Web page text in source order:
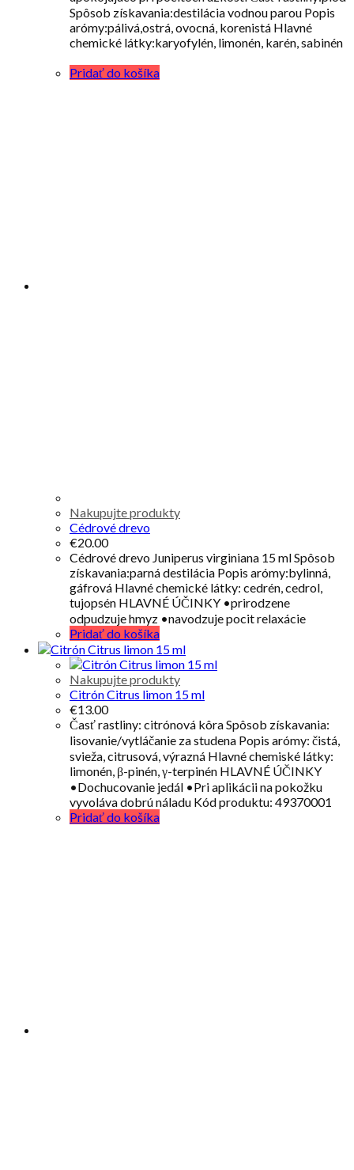
Spôsob získavania:destilácia vodnou parou Popis
arómy:pálivá,ostrá, ovocná, korenistá Hlavné
chemické látky:karyofylén, limonén, karén, sabinén
Pridať do košíka
Nakupujte produkty
Cédrové drevo
€20.00
Cédrové drevo Juniperus virginiana 15 ml Spôsob
získavania:parná destilácia Popis arómy:bylinná,
gáfrová Hlavné chemické látky: cedrén, cedrol,
tujopsén HLAVNÉ ÚČINKY •prirodzene
odpudzuje hmyz •navodzuje pocit relaxácie
Pridať do košíka
Nakupujte produkty
Citrón Citrus limon 15 ml
€13.00
Časť rastliny: citrónová kôra Spôsob získavania:
lisovanie/vytláčanie za studena Popis arómy: čistá,
svieža, citrusová, výrazná Hlavné chemiské látky:
limonén, β-pinén, γ-terpinén HLAVNÉ ÚČINKY
•Dochucovanie jedál •Pri aplikácii na pokožku
vyvoláva dobrú náladu Kód produktu: 49370001
Pridať do košíka